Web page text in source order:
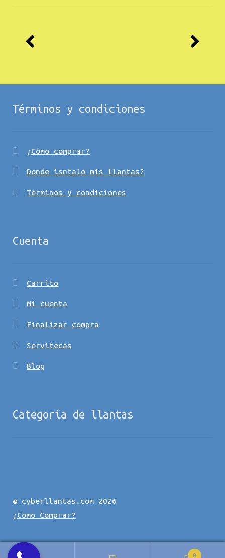
Términos y condiciones
¿Còmo comprar?
Donde isntalo mis llantas?
Tèrminos y condiciones
Cuenta
Carrito
Mi cuenta
Finalizar compra
Servitecas
Blog
Categoría de llantas
© cyberllantas.com 2026
¿Como Comprar?
0